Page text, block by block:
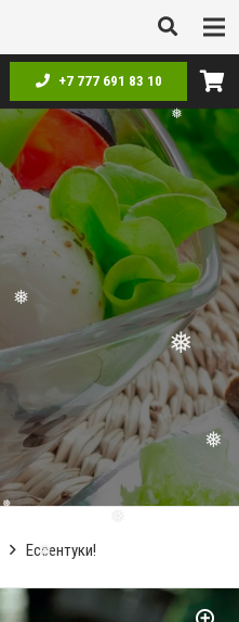
❅
❅
❅
❅
❅
+7 777 691 83 10
Ессентуки!